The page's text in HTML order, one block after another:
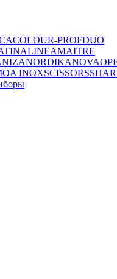
COLOUR-PROFDUO
LINEAMAITRE
NIZANORDIKANOVA
INOXSCISSORS